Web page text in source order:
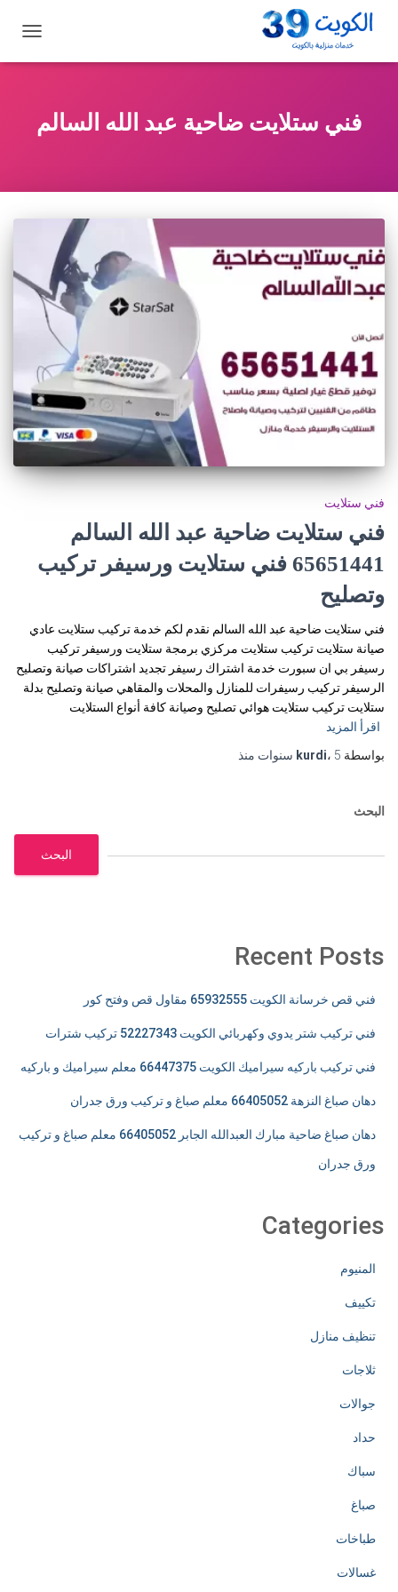
التنقل
فني ستلايت ضاحية عبد الله السالم
فني ستلايت
فني ستلايت ضاحية عبد الله السالم
65651441 فني ستلايت ورسيفر تركيب
وتصليح
فني ستلايت ضاحية عبد الله السالم نقدم لكم خدمة تركيب ستلايت عادي
صيانة ستلايت تركيب ستلايت مركزي برمجة ستلايت ورسيفر تركيب
رسيفر بي ان سبورت خدمة اشتراك رسيفر تجديد اشتراكات صيانة وتصليح
الرسيفر تركيب رسيفرات للمنازل والمحلات والمقاهي صيانة وتصليح بدلة
ستلايت تركيب ستلايت هوائي تصليح وصيانة كافة أنواع الستلايت
اقرأ المزيد
بواسطة
kurdi، 5 سنوات منذ
البحث
البحث
Recent Posts
فني قص خرسانة الكويت 65932555 مقاول قص وفتح كور
فني تركيب شتر يدوي وكهربائي الكويت 52227343 تركيب شترات
فني تركيب باركيه سيراميك الكويت 66447375 معلم سيراميك و باركيه
دهان صباغ النزهة 66405052 معلم صباغ و تركيب ورق جدران
دهان صباغ ضاحية مبارك العبدالله الجابر 66405052 معلم صباغ و تركيب
ورق جدران
Categories
المنيوم
تكييف
تنظيف منازل
ثلاجات
جوالات
حداد
سباك
صباغ
طباخات
غسالات